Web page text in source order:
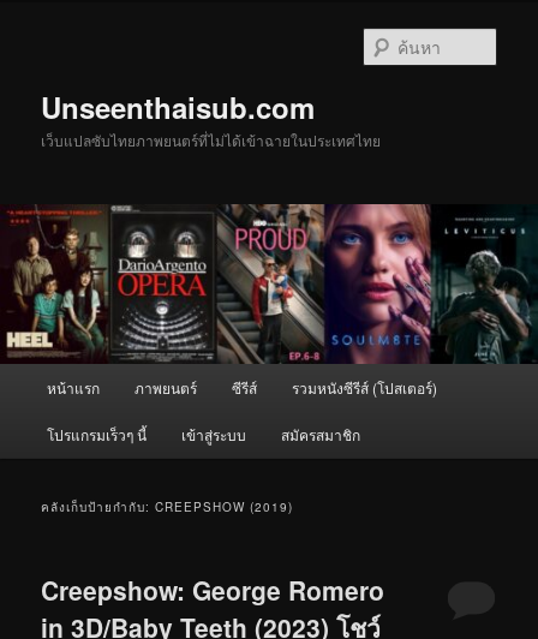
Unseenthaisub.com
เว็บแปลซับไทยภาพยนตร์ที่ไม่ได้เข้าฉายในประเทศไทย
หน้าแรก ภาพยนตร์ ซีรีส์ รวมหนังซีรีส์ (โปสเตอร์)
โปรแกรมเร็วๆ นี้ เข้าสู่ระบบ สมัครสมาชิก
คลังเก็บป้ายกำกับ:CREEPSHOW (2019)
Creepshow: George Romero
in 3D/Baby Teeth (2023) โชว์